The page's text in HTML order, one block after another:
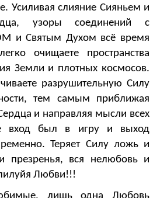
Усиливая слияние Сияньем и
узоры соединений с
и Святым Духом всё время
очищаете пространства
Земли и плотных космосов.
разрушительную Силу
тем самым приближая
и направляя мысли всех
вход был в игру и выход
Теряет Силу ложь и
презренья, вся нелюбовь и
Любви!!!